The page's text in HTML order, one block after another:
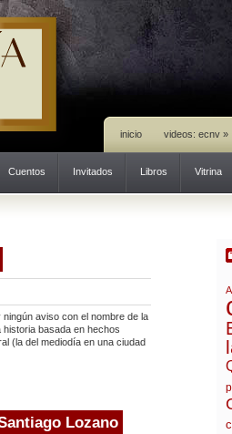
inicio videos: ecnv »
Cuentos Invitados Libros Vitrina
aviso con el nombre de la
basada en hechos
(la del mediodía en una ciudad
Lozano